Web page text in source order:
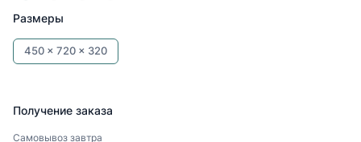
Размеры
450 x 720 x 320
Получение заказа
Самовывоз завтра